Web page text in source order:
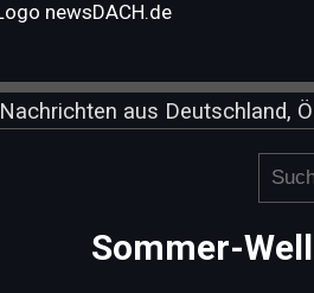
Nachrichten aus Deutschland,
Sommer-